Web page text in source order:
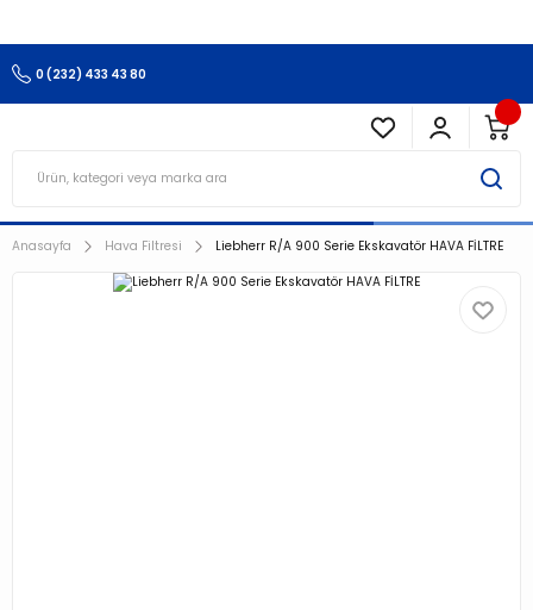
0 (232) 433 43 80
Anasayfa Hava Filtresi Liebherr R/A 900 Serie Ekskavatör HAVA FİLTRE